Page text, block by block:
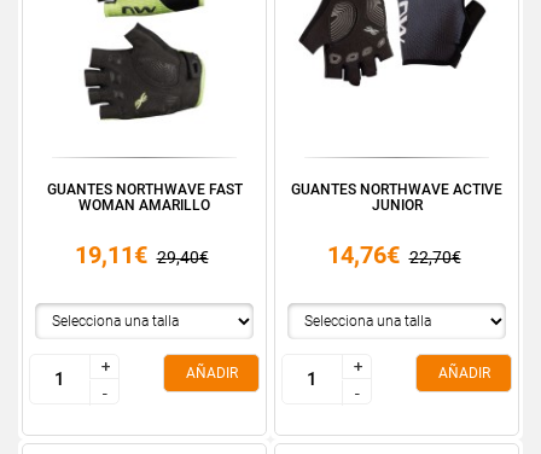
GUANTES NORTHWAVE FAST
WOMAN AMARILLO
19,11€ 29,40€
+
-
+
-
AÑADIR
GUANTES NORTHWAVE ACTIVE
JUNIOR
14,76€ 22,70€
+
-
+
-
AÑADIR